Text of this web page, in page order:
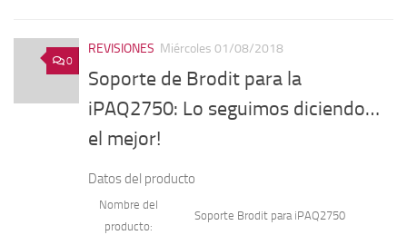
0
REVISIONES Miércoles 01/08/2018
Soporte de Brodit para la
iPAQ2750: Lo seguimos diciendo…
el mejor!
Datos del producto
Nombre del
producto:
Soporte Brodit para iPAQ2750